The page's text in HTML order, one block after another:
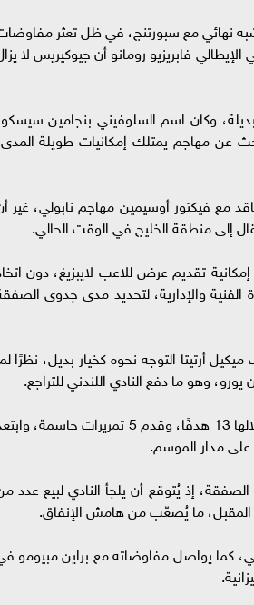
شبه نهائي مع سبورتنج، في ظل تعثر
فابريزيو رومانو أن جيوكيريس لا
وكان اسم السلوفيني بنجامين
عن مهاجم يمتلك إمكانيات طويلة
مع فيكتور أوسيمين مهاجم نابولي، غير
إلى منطقة الخليج في الوقت الحالي.
تقديم عرض للاعب لايبزيغ، دون
والإدارية، لتحديد مدى جدوى
أرتيتا التوجه نحوه كخيار بديل، نظرًا
وخاض سيسكو 33 مباراة في الدوري الألماني خلال الموسم الماضي، سجل خلالها 13 هدفًا، وقدم 5 تمريرات
على مدار الموسم.
إذ يُتوقع أن يلجأ النادي لبيع عدد
المقبل، ما يُصعّب من هامش الإنفاق.
كونيا مقابل 62.5 مليون جنيه إسترليني، كما يواصل مفاوضاته مع براين